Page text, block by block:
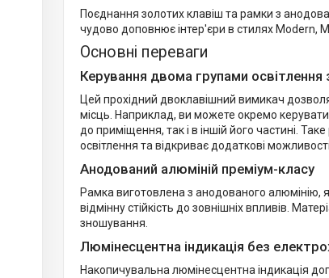
Поєднання золотих клавіш та рамки з
чудово доповнює інтер'єри в стилях Modern,
Основні переваги
Керування двома групами освітлення
Цей прохідний двоклавішний вимикач
місць. Наприклад, ви можете окремо
до приміщення, так і в іншій його частині.
освітлення та відкриває додаткові
Анодований алюміній преміум-класу
Рамка виготовлена з анодованого алюмінію,
відмінну стійкість до зовнішніх впливів.
зношування.
Люмінесцентна індикація без
Накопичувальна люмінесцентна індикація